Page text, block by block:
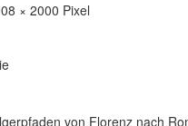
× 2000 Pixel